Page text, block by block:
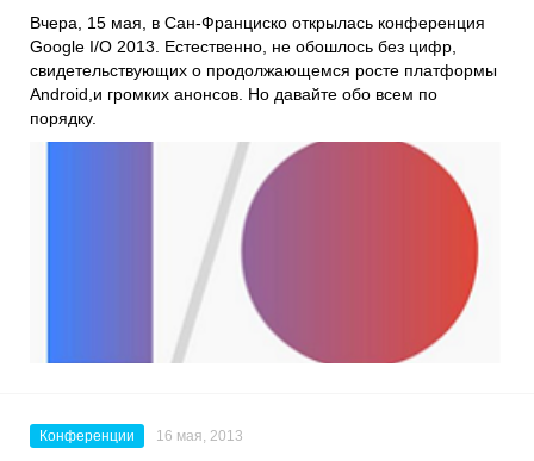
Вчера, 15 мая, в Сан-Франциско открылась конференция
Google I/O 2013. Естественно, не обошлось без цифр,
свидетельствующих о продолжающемся росте платформы
Android,и громких анонсов. Но давайте обо всем по
порядку.
Конференции 16 мая, 2013